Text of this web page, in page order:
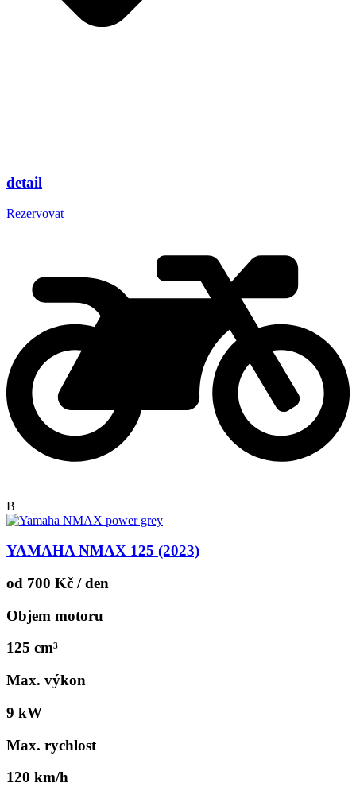
detail
Rezervovat
B
YAMAHA NMAX 125 (2023)
od 700 Kč / den
Objem motoru
125 cm³
Max. výkon
9 kW
Max. rychlost
120 km/h